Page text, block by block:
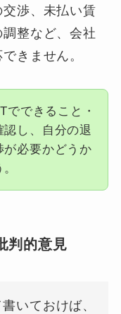
渉、未払い賃
整など、会社
きません。
でできること・
し、自分の退
必要かどうか
判的意見
いておけば、